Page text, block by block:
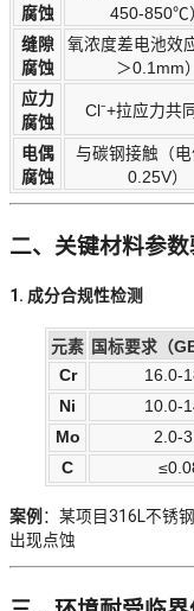
腐蚀
450-850℃
缝隙
腐蚀
氧浓度差电池效
＞0.1mm）
应力
腐蚀
Cl⁻+拉应力共
电偶
腐蚀
与碳钢接触（电
0.25V）
二、关键材料参
1. 成分合规性检测
元素 国标要求（
Cr
16.0-
Ni
10.0-
Mo
2.0-
C
案例 ：某项目316L不锈
出现点蚀